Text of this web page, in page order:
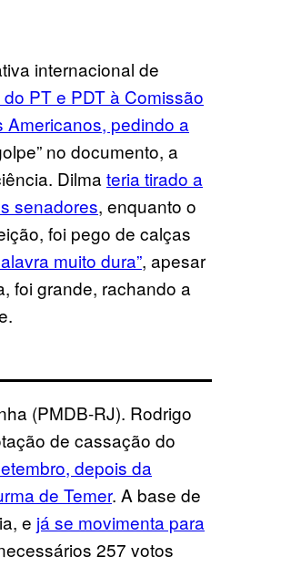
internacional de
PT e PDT à Comissão
pedindo a
no documento, a
Dilma teria tirado a
senadores, enquanto o
foi pego de calças
muito dura”, apesar
foi grande, rachando a
(PMDB-RJ). Rodrigo
de cassação do
depois da
de Temer. A base de
e já se movimenta para
257 votos